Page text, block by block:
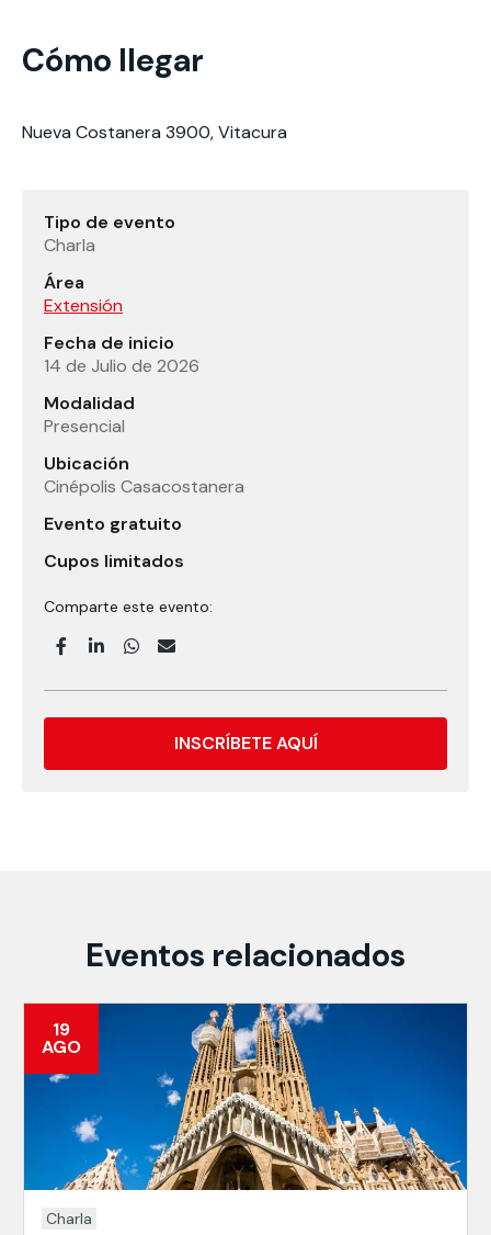
Cómo llegar
Nueva Costanera 3900, Vitacura
Tipo de evento
Charla
Área
Extensión
Fecha de inicio
14 de Julio de 2026
Modalidad
Presencial
Ubicación
Cinépolis Casacostanera
Evento gratuito
Cupos limitados
Comparte este evento:
INSCRÍBETE AQUÍ
Eventos relacionados
19
AGO
Charla